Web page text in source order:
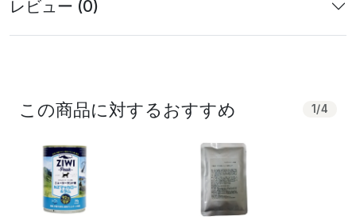
レビュー (0)
この商品に対するおすすめ 1 /4